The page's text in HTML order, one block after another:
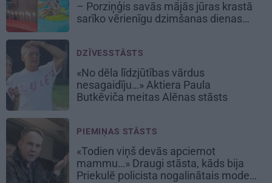
– Porziņģis savās mājās jūras krastā
sarīko vērienīgu dzimšanas dienas
DZĪVESSTĀSTS
«No dēla līdzjūtības vārdus
nesagaidīju…» Aktiera Paula
Butkēviča meitas Alēnas stāsts
PIEMIŅAS STĀSTS
«Todien viņš devās apciemot
mammu…» Draugi stāsta, kāds bija
Priekulē policista nogalinātais modes